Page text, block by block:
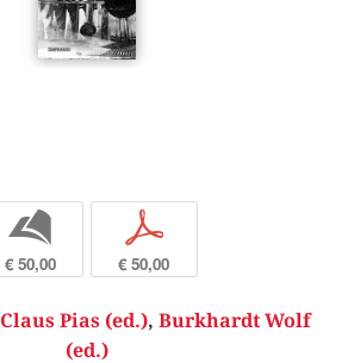
b
€ 50,00
p
€ 50,00
Claus Pias (ed.), Burkhardt Wolf
(ed.)